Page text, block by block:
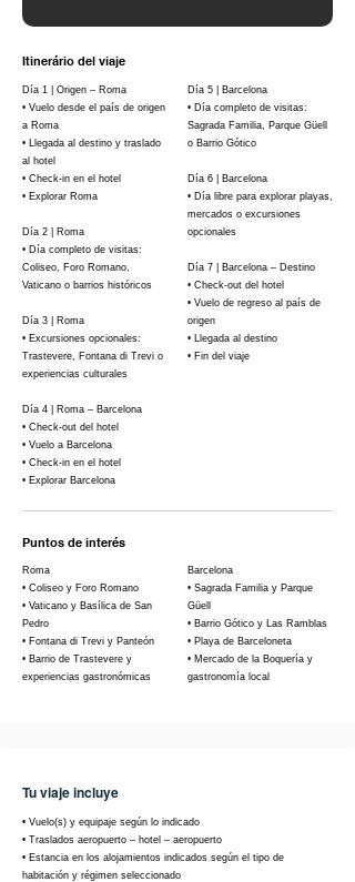
Itinerário del viaje
Día 1 | Origen – Roma
• Vuelo desde el país de origen
a Roma
• Llegada al destino y traslado
al hotel
• Check-in en el hotel
• Explorar Roma
Día 2 | Roma
• Día completo de visitas:
Coliseo, Foro Romano,
Vaticano o barrios históricos
Día 3 | Roma
• Excursiones opcionales:
Trastevere, Fontana di Trevi o
experiencias culturales
Día 4 | Roma – Barcelona
• Check-out del hotel
• Vuelo a Barcelona
• Check-in en el hotel
• Explorar Barcelona
Día 5 | Barcelona
• Día completo de visitas:
Sagrada Familia, Parque Güell
o Barrio Gótico
Día 6 | Barcelona
• Día libre para explorar playas,
mercados o excursiones
opcionales
Día 7 | Barcelona – Destino
• Check-out del hotel
• Vuelo de regreso al país de
origen
• Llegada al destino
• Fin del viaje
Puntos de interés
Roma
• Coliseo y Foro Romano
• Vaticano y Basílica de San
Pedro
• Fontana di Trevi y Panteón
• Barrio de Trastevere y
experiencias gastronómicas
Barcelona
• Sagrada Familia y Parque
Güell
• Barrio Gótico y Las Ramblas
• Playa de Barceloneta
• Mercado de la Boquería y
gastronomía local
Tu viaje incluye
• Vuelo(s) y equipaje según lo indicado
• Traslados aeropuerto – hotel – aeropuerto
• Estancia en los alojamientos indicados según el tipo de
habitación y régimen seleccionado